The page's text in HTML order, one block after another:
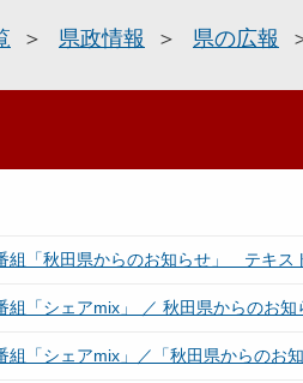
県政情報 県の広報
「秋田県からのお知らせ」 テキス
「シェアmix」 ／ 秋田県からのお知
「シェアmix」／「秋田県からのお知